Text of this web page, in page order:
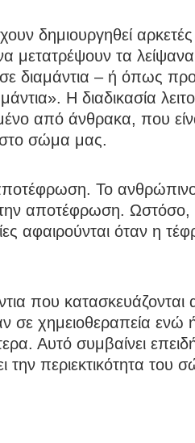
δημιουργηθεί αρκετές
μετατρέψουν τα
διαμάντια – ή όπως
Η διαδικασία
από άνθρακα, που
στο σώμα μας.
αποτέφρωση. Το
αποτέφρωση.
αφαιρούνται όταν η
που κατασκευάζονται
χημειοθεραπεία ενώ
Αυτό συμβαίνει
την περιεκτικότητα του